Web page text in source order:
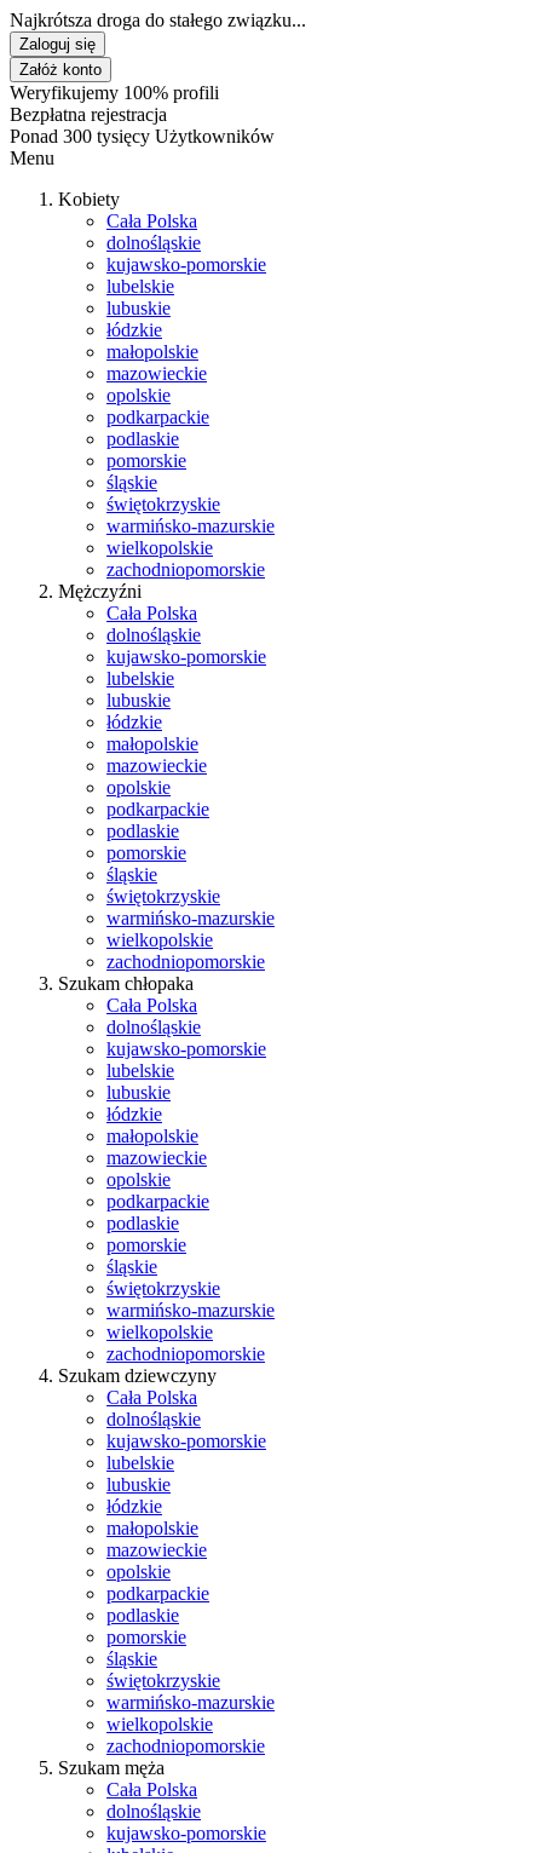
Najkrótsza droga do stałego związku...
Zaloguj się
Załóż konto
Weryfikujemy 100% profili
Bezpłatna rejestracja
Ponad 300 tysięcy Użytkowników
Menu
Kobiety
Cała Polska
dolnośląskie
kujawsko-pomorskie
lubelskie
lubuskie
łódzkie
małopolskie
mazowieckie
opolskie
podkarpackie
podlaskie
pomorskie
śląskie
świętokrzyskie
warmińsko-mazurskie
wielkopolskie
zachodniopomorskie
Mężczyźni
Cała Polska
dolnośląskie
kujawsko-pomorskie
lubelskie
lubuskie
łódzkie
małopolskie
mazowieckie
opolskie
podkarpackie
podlaskie
pomorskie
śląskie
świętokrzyskie
warmińsko-mazurskie
wielkopolskie
zachodniopomorskie
Szukam chłopaka
Cała Polska
dolnośląskie
kujawsko-pomorskie
lubelskie
lubuskie
łódzkie
małopolskie
mazowieckie
opolskie
podkarpackie
podlaskie
pomorskie
śląskie
świętokrzyskie
warmińsko-mazurskie
wielkopolskie
zachodniopomorskie
Szukam dziewczyny
Cała Polska
dolnośląskie
kujawsko-pomorskie
lubelskie
lubuskie
łódzkie
małopolskie
mazowieckie
opolskie
podkarpackie
podlaskie
pomorskie
śląskie
świętokrzyskie
warmińsko-mazurskie
wielkopolskie
zachodniopomorskie
Szukam męża
Cała Polska
dolnośląskie
kujawsko-pomorskie